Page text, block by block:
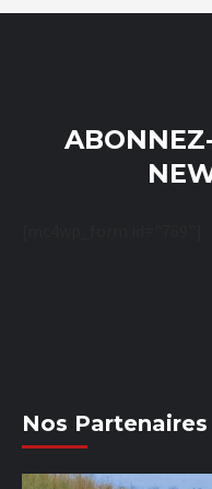
Nos Partenaires